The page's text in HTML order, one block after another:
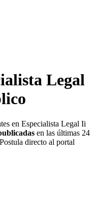
Legal
en Especialista Legal Ii
en las últimas 24
directo al portal